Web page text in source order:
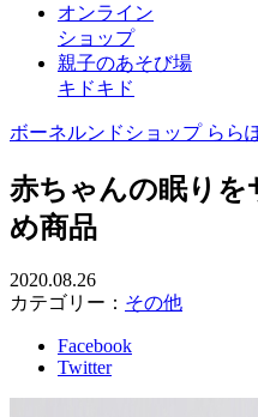
オンライン
ショップ
親子のあそび場
キドキド
ボーネルンドショップ らら
赤ちゃんの眠り
め商品
2020.08.26
カテゴリー： その他
Facebook
Twitter